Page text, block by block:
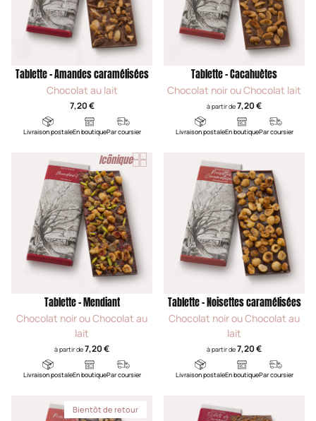
Tablette - Amandes caramélisées
Chocolat au lait
7,20 €
Livraison postaleEn boutiquePar coursier
Tablette - Cacahuètes
Chocolat noir ou Chocolat lait
à partir de7,20 €
Livraison postaleEn boutiquePar coursier
Icônique
Tablette - Mendiant
Chocolat noir ou Chocolat au
lait
à partir de7,20 €
Livraison postaleEn boutiquePar coursier
Tablette - Noisettes caramélisées
Chocolat noir ou Chocolat au
lait
à partir de7,20 €
Livraison postaleEn boutiquePar coursier
Bientôt de retour